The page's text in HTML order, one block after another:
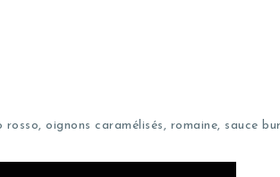
oignons caramélisés, romaine, sauce